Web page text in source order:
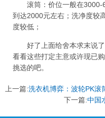
滚筒：价位一般在3000-
到达2000元左右；洗净度较
度较低；
好了上面给舍本求末说了
看看这些打定主意或许现已
挑选的吧。
上一篇:洗衣机博弈：波轮PK滚
下一篇:中国